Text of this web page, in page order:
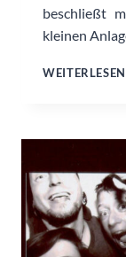
beschließt
kleinen
WEITERLESEN